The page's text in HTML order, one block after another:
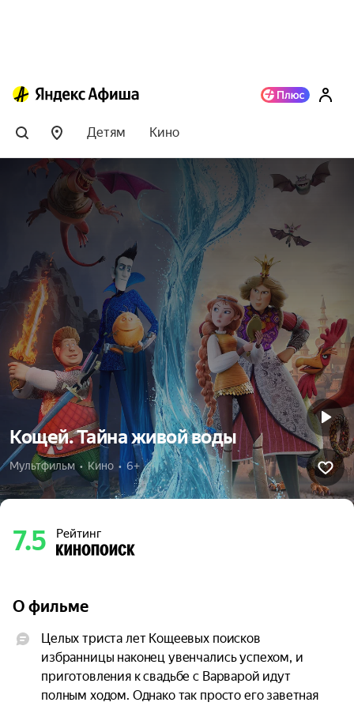
Детям Кино
Кощей. Тайна живой воды
Мультфильм  •  Кино  •  6+
7.5 Рейтинг
О фильме
Целых триста лет Кощеевых поисков
избранницы наконец увенчались успехом, и
приготовления к свадьбе с Варварой идут
полным ходом. Однако так просто его заветная